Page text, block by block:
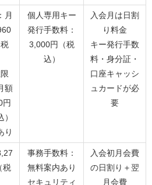
月
額
円
）
り
個人専用キー
発行手数料：
3,000円（税
込）
入会月は日割
り料金
キー発行手数
料・身分証・
口座キャッシ
ュカードが必
要
税
事務手数料：
無料案内あり
セキュリティ
入会初月会費
の日割り＋翌
月会費